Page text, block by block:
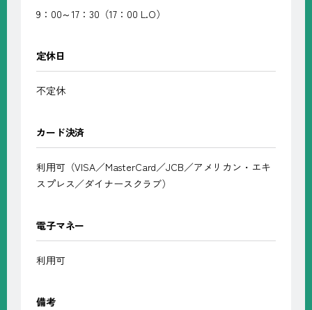
9：00～17：30（17：00 L.O）
定休日
不定休
カード決済
利用可（VISA／MasterCard／JCB／アメリカン・エキ
スプレス／ダイナースクラブ）
電子マネー
利用可
備考